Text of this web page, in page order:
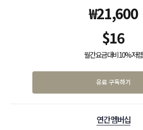
₩21,600
$16
월간 요금 대비 10% 저렴
유료 구독하기
연간 멤버십